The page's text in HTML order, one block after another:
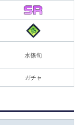
水篠旬
ガチャ